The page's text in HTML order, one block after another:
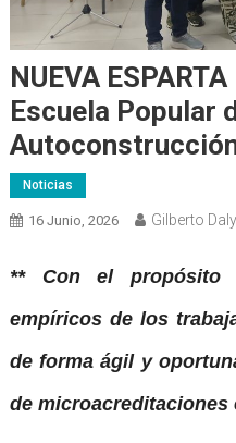
NUEVA
Escuela Popular
Noticias
16 Junio, 2026 Gilberto Daly
** Con el propósito
empíricos de los
de forma ágil y
de microacreditaciones